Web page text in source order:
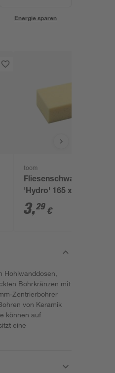
Energie sparen
toom
Fliesenschwamm
'Hydro' 165 x 110 x 65
mm
3,29 €
Hohlwanddosen,
Bohrkränzen mit
Zentrierbohrer
von Keramik
können auf
eine